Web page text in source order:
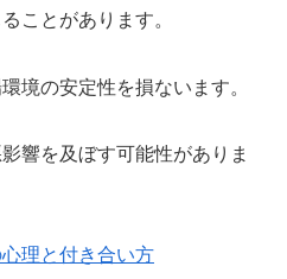
ことがあります。
境の安定性を損ないます。
響を及ぼす可能性がありま
理と付き合い方